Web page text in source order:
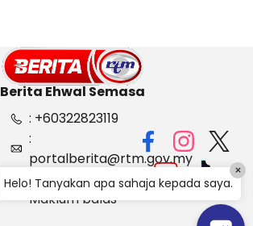
Berita Ehwal Semasa
: +60322823119
:
portalberita@rtm.gov.my
: Aduan &
Maklum balas
Helo! Tanyakan apa sahaja kepada saya.
×